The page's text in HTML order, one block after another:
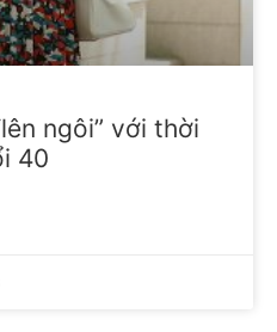
ngôi” với thời
40